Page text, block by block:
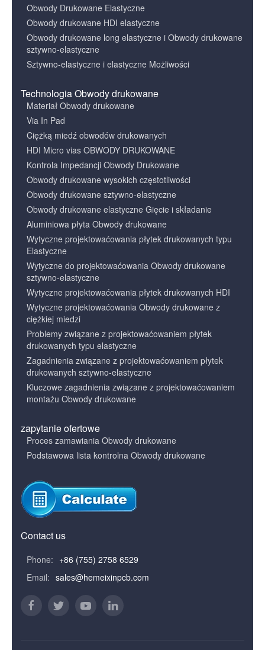
Obwody Drukowane Elastyczne
Obwody drukowane HDI elastyczne
Obwody drukowane long elastyczne i Obwody drukowane
sztywno-elastyczne
Sztywno-elastyczne i elastyczne Możliwości
Technologia Obwody drukowane
Materiał Obwody drukowane
Via In Pad
Ciężką miedź obwodów drukowanych
HDI Micro vias OBWODY DRUKOWANE
Kontrola Impedancji Obwody Drukowane
Obwody drukowane wysokich częstotliwości
Obwody drukowane sztywno-elastyczne
Obwody drukowane elastyczne Gięcie i składanie
Aluminiowa płyta Obwody drukowane
Wytyczne projektowaćowania płytek drukowanych typu
Elastyczne
Wytyczne do projektowaćowania Obwody drukowane
sztywno-elastyczne
Wytyczne projektowaćowania płytek drukowanych HDI
Wytyczne projektowaćowania Obwody drukowane z
ciężkiej miedzi
Problemy związane z projektowaćowaniem płytek
drukowanych typu elastyczne
Zagadnienia związane z projektowaćowaniem płytek
drukowanych sztywno-elastyczne
Kluczowe zagadnienia związane z projektowaćowaniem
montażu Obwody drukowane
zapytanie ofertowe
Proces zamawiania Obwody drukowane
Podstawowa lista kontrolna Obwody drukowane
Contact us
Phone: +86 (755) 2758 6529
Email: sales@hemeixinpcb.com